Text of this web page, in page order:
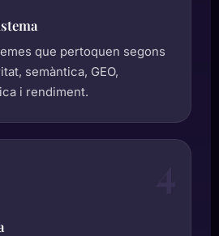
que pertoquen segons
semàntica, GEO,
i rendiment.